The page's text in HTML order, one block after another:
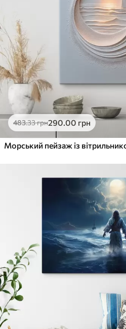
483.33грн290.00 грн